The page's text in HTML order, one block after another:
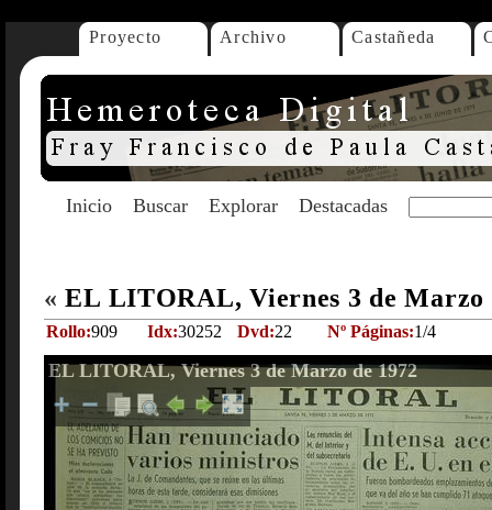
Proyecto Archivo Castañeda
Inicio Buscar Explorar Destacadas
« EL LITORAL, Viernes 3 de Marzo
Rollo:909 Idx:30252 Dvd:22 Nº Páginas:1/4
EL LITORAL, Viernes 3 de Marzo de 1972